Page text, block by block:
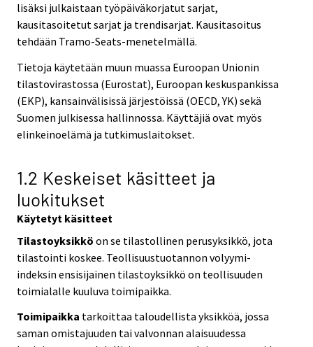
lisäksi julkaistaan työpäiväkorjatut sarjat,
kausitasoitetut sarjat ja trendisarjat. Kausitasoitus
tehdään Tramo-Seats-menetelmällä.
Tietoja käytetään muun muassa Euroopan Unionin
tilastovirastossa (Eurostat), Euroopan keskuspankissa
(EKP), kansainvälisissä järjestöissä (OECD, YK) sekä
Suomen julkisessa hallinnossa. Käyttäjiä ovat myös
elinkeinoelämä ja tutkimuslaitokset.
1.2 Keskeiset käsitteet ja
luokitukset
Käytetyt käsitteet
Tilastoyksikkö on se tilastollinen perusyksikkö, jota
tilastointi koskee. Teollisuustuotannon volyymi-
indeksin ensisijainen tilastoyksikkö on teollisuuden
toimialalle kuuluva toimipaikka.
Toimipaikka tarkoittaa taloudellista yksikköä, jossa
saman omistajuuden tai valvonnan alaisuudessa